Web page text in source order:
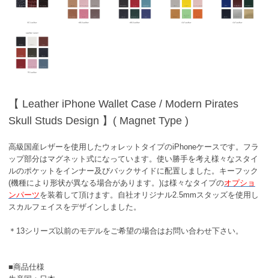
【 Leather iPhone Wallet Case / Modern Pirates
Skull Studs Design 】( Magnet Type )
高級国産レザーを使用したウォレットタイプのiPhoneケースです。フラ
ップ部分はマグネット式になっています。使い勝手を考え様々なスタイ
ルのポケットをインナー及びバックサイドに配置しました。キーフック
(機種により形状が異なる場合があります。)は様々なタイプのオプショ
ンパーツを装着して頂けます。自社オリジナル2.5mmスタッズを使用し
スカルフェイスをデザインしました。
＊13シリーズ以前のモデルをご希望の場合はお問い合わせ下さい。
■商品仕様